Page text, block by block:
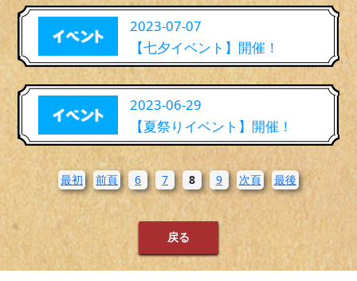
2023-07-07
【七夕イベント】開催！
2023-06-29
【夏祭りイベント】開催！
最初 前頁 6 7 8 9 次頁 最後
戻る